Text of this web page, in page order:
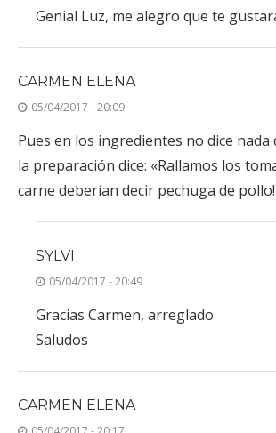
Genial Luz, me alegro que te
CARMEN ELENA
05/04/2017 - 20:09
Pues en los ingredientes no dice nada
la preparación dice: «Rallamos los
carne deberían decir pechuga de pollo!
SYLVI
05/04/2017 - 20:49
Gracias Carmen, arreglado
Saludos
CARMEN ELENA